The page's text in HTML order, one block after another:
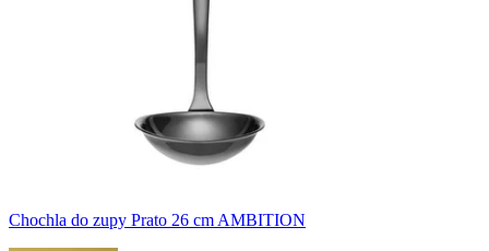
Chochla do zupy Prato 26 cm AMBITION